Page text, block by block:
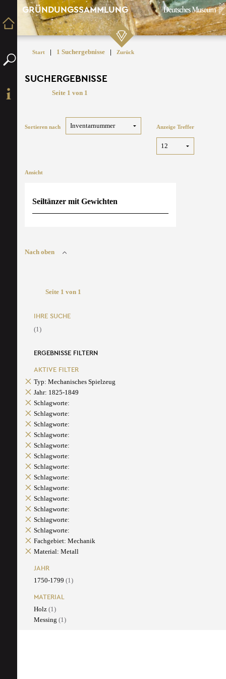
GRÜNDUNGSSAMMLUNG
Start | 1 Suchergebnisse | Zurück
SUCHERGEBNISSE
Seite 1 von 1
Sortieren nach Anzeige Treffer
Ansicht
Seiltänzer mit Gewichten
Nach oben
Seite 1 von 1
IHRE SUCHE
(1)
ERGEBNISSE FILTERN
AKTIVE FILTER
Typ: Mechanisches Spielzeug
Jahr: 1825-1849
Schlagworte:
Schlagworte:
Schlagworte:
Schlagworte:
Schlagworte:
Schlagworte:
Schlagworte:
Schlagworte:
Schlagworte:
Schlagworte:
Schlagworte:
Schlagworte:
Schlagworte:
Fachgebiet: Mechanik
Material: Metall
JAHR
1750-1799 (1)
MATERIAL
Holz (1)
Messing (1)